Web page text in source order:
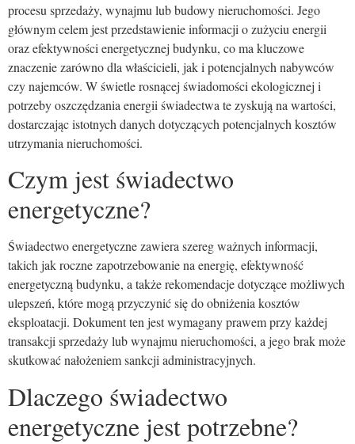
procesu sprzedaży, wynajmu lub budowy nieruchomości. Jego
głównym celem jest przedstawienie informacji o zużyciu energii
oraz efektywności energetycznej budynku, co ma kluczowe
znaczenie zarówno dla właścicieli, jak i potencjalnych nabywców
czy najemców. W świetle rosnącej świadomości ekologicznej i
potrzeby oszczędzania energii świadectwa te zyskują na wartości,
dostarczając istotnych danych dotyczących potencjalnych kosztów
utrzymania nieruchomości.
Czym jest świadectwo
energetyczne?
Świadectwo energetyczne zawiera szereg ważnych informacji,
takich jak roczne zapotrzebowanie na energię, efektywność
energetyczną budynku, a także rekomendacje dotyczące możliwych
ulepszeń, które mogą przyczynić się do obniżenia kosztów
eksploatacji. Dokument ten jest wymagany prawem przy każdej
transakcji sprzedaży lub wynajmu nieruchomości, a jego brak może
skutkować nałożeniem sankcji administracyjnych.
Dlaczego świadectwo
energetyczne jest potrzebne?